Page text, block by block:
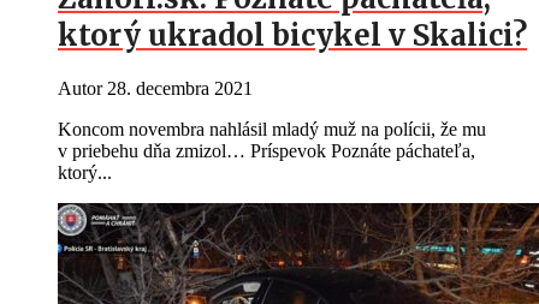
ktorý ukradol bicykel v Skalici?
Autor 28. decembra 2021
Koncom novembra nahlásil mladý muž na polícii, že mu
v priebehu dňa zmizol… Príspevok Poznáte páchateľa,
ktorý...